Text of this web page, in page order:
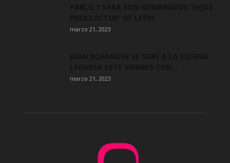
marzo 21, 2023
marzo 21, 2023